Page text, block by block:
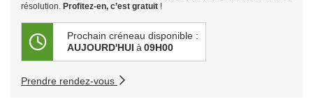
résolution. Profitez-en, c’est gratuit !
Prochain créneau disponible :
AUJOURD'HUI à 09H00
Prendre rendez-vous